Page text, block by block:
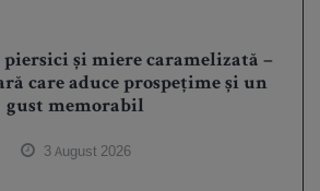
piersici și miere caramelizată –
care aduce prospețime și un
gust memorabil
3 August 2026